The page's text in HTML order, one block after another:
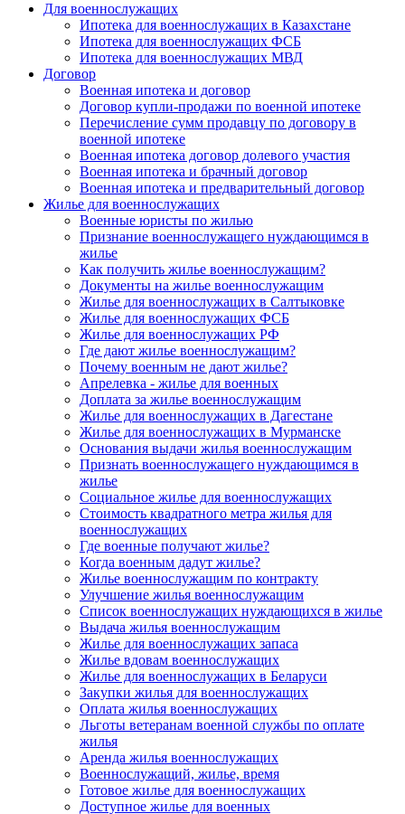
Для военнослужащих
Ипотека для военнослужащих в Казахстане
Ипотека для военнослужащих ФСБ
Ипотека для военнослужащих МВД
Договор
Военная ипотека и договор
Договор купли-продажи по военной ипотеке
Перечисление сумм продавцу по договору в
военной ипотеке
Военная ипотека договор долевого участия
Военная ипотека и брачный договор
Военная ипотека и предварительный договор
Жилье для военнослужащих
Военные юристы по жилью
Признание военнослужащего нуждающимся в
жилье
Как получить жилье военнослужащим?
Документы на жилье военнослужащим
Жилье для военнослужащих в Салтыковке
Жилье для военнослужащих ФСБ
Жилье для военнослужащих РФ
Где дают жилье военнослужащим?
Почему военным не дают жилье?
Апрелевка - жилье для военных
Доплата за жилье военнослужащим
Жилье для военнослужащих в Дагестане
Жилье для военнослужащих в Мурманске
Основания выдачи жилья военнослужащим
Признать военнослужащего нуждающимся в
жилье
Социальное жилье для военнослужащих
Стоимость квадратного метра жилья для
военнослужащих
Где военные получают жилье?
Когда военным дадут жилье?
Жилье военнослужащим по контракту
Улучшение жилья военнослужащим
Список военнослужащих нуждающихся в жилье
Выдача жилья военнослужащим
Жилье для военнослужащих запаса
Жилье вдовам военнослужащих
Жилье для военнослужащих в Беларуси
Закупки жилья для военнослужащих
Оплата жилья военнослужащих
Льготы ветеранам военной службы по оплате
жилья
Аренда жилья военнослужащих
Военнослужащий, жилье, время
Готовое жилье для военнослужащих
Доступное жилье для военных